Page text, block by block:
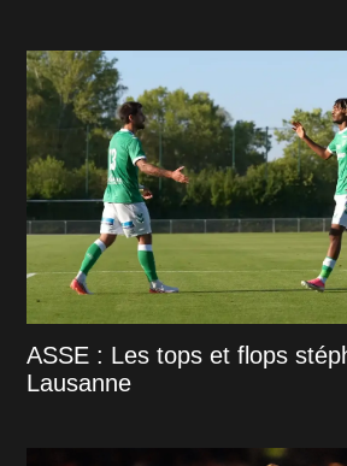
ASSE : Les tops et flops
Lausanne